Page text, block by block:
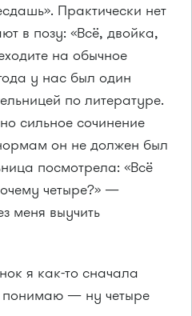
Практически нет
в позу: «Всё, двойка,
на обычное
у нас был один
по литературе.
сильное сочинение
он не должен был
посмотрела: «Всё
четыре?» —
меня выучить
я как-то сначала
понимаю — ну четыре